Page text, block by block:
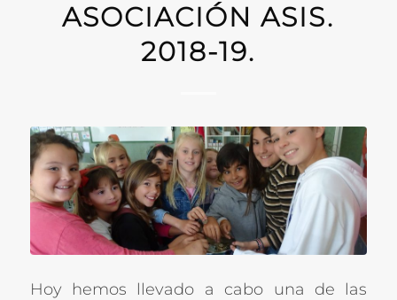
ASOCIACIÓN ASIS.
2018-19.
Hoy hemos llevado a cabo una de las